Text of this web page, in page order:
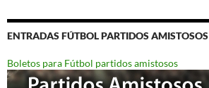
ENTRADAS FÚTBOL PARTIDOS AMISTOSOS
Boletos para Fútbol partidos amistosos